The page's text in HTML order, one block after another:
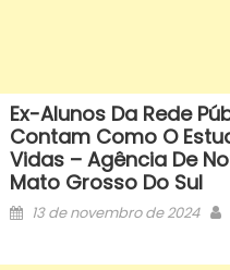
Ex-Alunos Da Rede
Contam Como O
Vidas – Agência De
Mato Grosso Do Sul
Posted
13 de novembro de 2024